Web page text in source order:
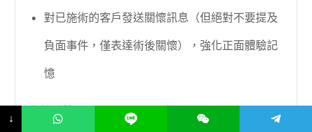
對已施術的客戶發送關懷訊息（但絕對不要提及
負面事件，僅表達術後關懷），強化正面體驗記
憶
輿情監控
↓